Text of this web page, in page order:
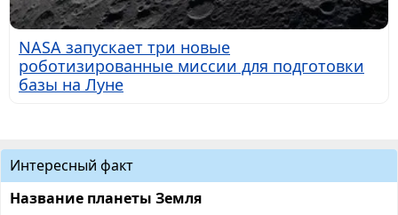
NASA запускает три новые
роботизированные миссии для подготовки
базы на Луне
Интересный факт
Название планеты Земля